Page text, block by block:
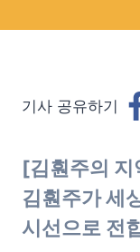
기사 공유하기
[김훤주의 지
김훤주가 세
시선으로 전